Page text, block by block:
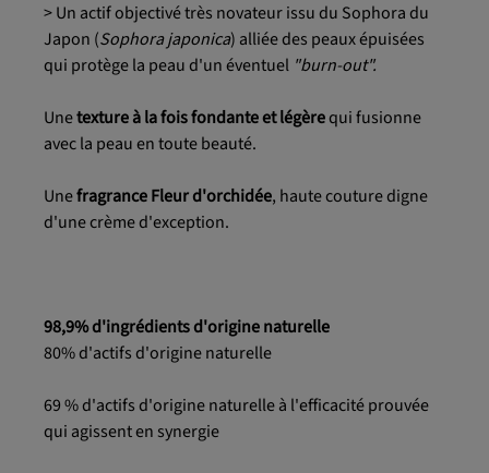
> Un actif objectivé très novateur issu du Sophora du
Japon (Sophora japonica) alliée des peaux épuisées
qui protège la peau d'un éventuel "burn-out".
Unetexture à la fois fondante et légèrequi fusionne
avec la peau en toute beauté.
Unefragrance Fleur d'orchidée, haute couture digne
d'une crème d'exception.
98,9% d'ingrédients d'origine naturelle
80% d'actifs d'origine naturelle
69 % d'actifs d'origine naturelle à l'efficacité prouvée
qui agissent en synergie